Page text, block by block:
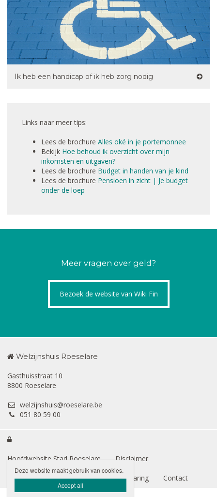
Ik heb een handicap of ik heb zorg nodig
Links naar meer tips:
Lees de brochure Alles oké in je portemonnee
Bekijk Hoe behoud ik overzicht over mijn
inkomsten en uitgaven?
Lees de brochure Budget in handen van je kind
Lees de brochure Pensioen in zicht | Je budget
onder de loep
Meer vragen over geld?
Bezoek de website van Wiki Fin
Welzijnshuis Roeselare
Gasthuisstraat 10
8800 Roeselare
welzijnshuis@roeselare.be
051 80 59 00

Hoofdwebsite Stad Roeselare Disclaimer
Privacybeleid Toegankelijkheidsverklaring Contact
Deze website maakt gebruik van cookies.
Accept all